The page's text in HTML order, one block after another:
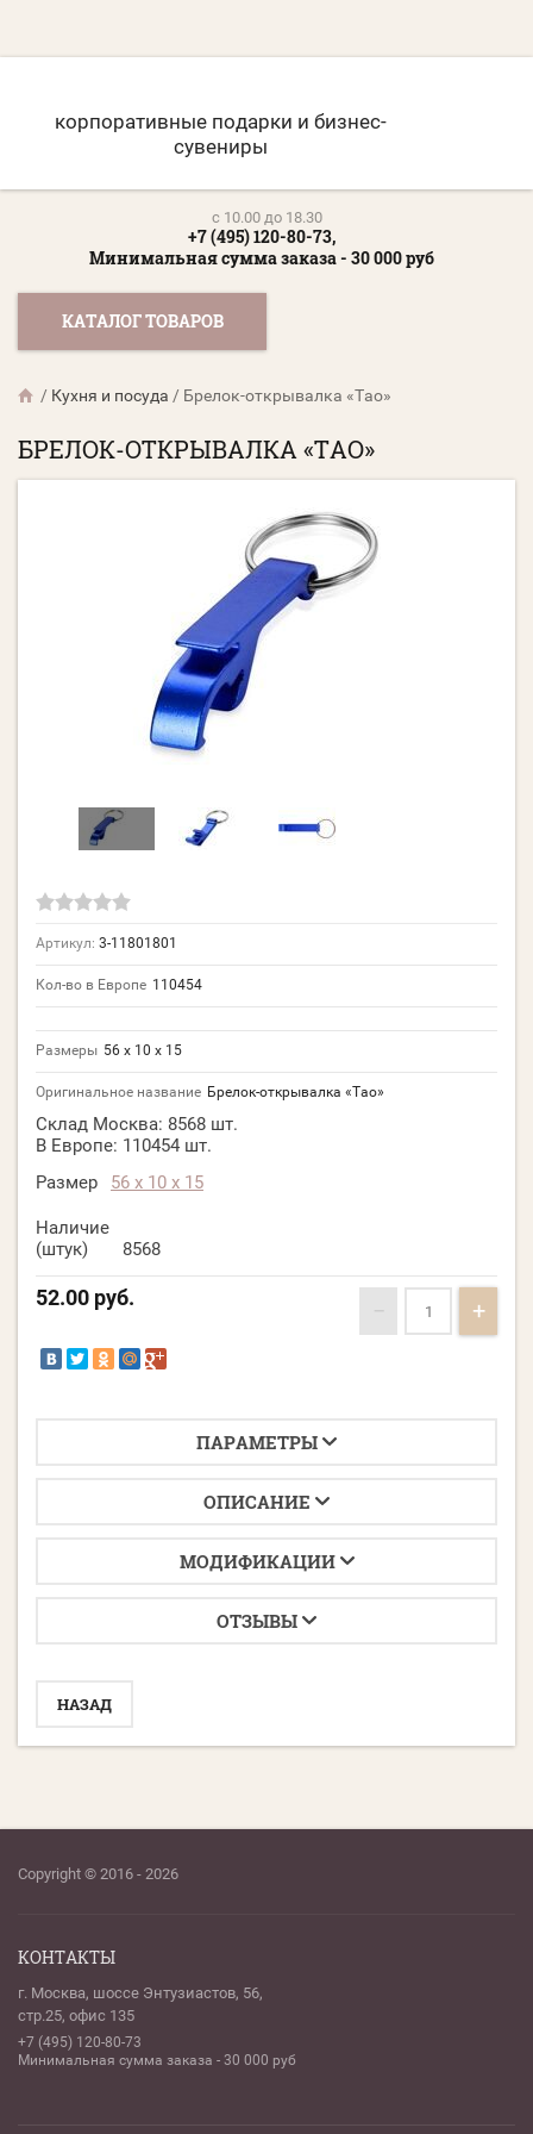
корпоративные подарки и бизнес-
сувениры
c 10.00 до 18.30
+7 (495) 120-80-73,
Минимальная сумма заказа - 30 000 руб
КАТАЛОГ ТОВАРОВ
/ Кухня и посуда / Брелок-открывалка «Tao»
БРЕЛОК-ОТКРЫВАЛКА «TAO»
Артикул: 3-11801801
Кол-во в Европе 110454
Размеры 56 x 10 x 15
Оригинальное название Брелок-открывалка «Tao»
Склад Москва: 8568 шт.
В Европе: 110454 шт.
Размер
56 x 10 x 15
Наличие
(штук)
8568
52.00 руб. − +
ПАРАМЕТРЫ
ОПИСАНИЕ
МОДИФИКАЦИИ
ОТЗЫВЫ
НАЗАД
Copyright © 2016 - 2026
КОНТАКТЫ
г. Москва, шоссе Энтузиастов, 56,
стр.25, офис 135
+7 (495) 120-80-73
Минимальная сумма заказа - 30 000 руб